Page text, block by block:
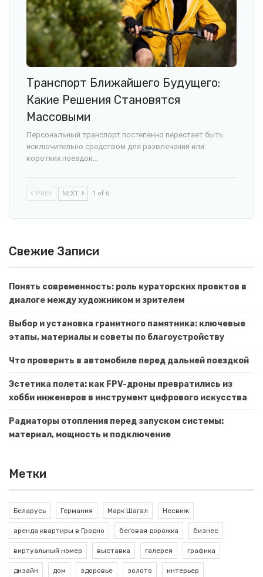
Транспорт Ближайшего Будущего:
Какие Решения Становятся
Массовыми
Персональный транспорт постепенно перестает быть
исключительно средством для развлечений или
коротких поездок…
PREV NEXT 1 of 6
Свежие Записи
Понять современность: роль кураторских проектов в
диалоге между художником и зрителем
Выбор и установка гранитного памятника: ключевые
этапы, материалы и советы по благоустройству
Что проверить в автомобиле перед дальней поездкой
Эстетика полета: как FPV-дроны превратились из
хобби инженеров в инструмент цифрового искусства
Радиаторы отопления перед запуском системы:
материал, мощность и подключение
Метки
Беларусь Германия Марк Шагал Несвиж
аренда квартиры в Гродно беговая дорожка бизнес
виртуальный номер выставка галерея графика
дизайн дом здоровье золото интерьер